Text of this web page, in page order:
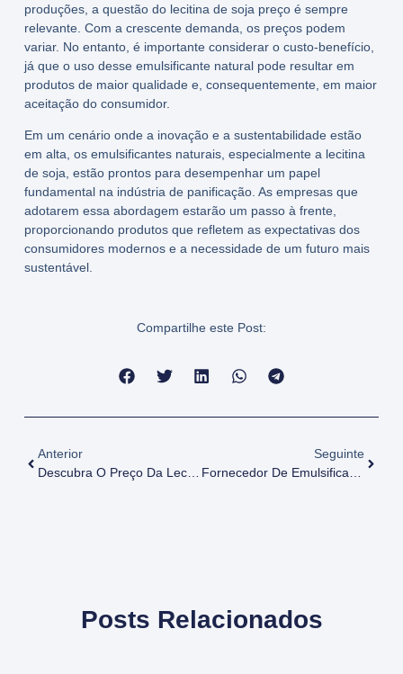
produções, a questão do lecitina de soja preçoé sempre
relevante. Com a crescente demanda, os preços podem
variar. No entanto, é importante considerar o custo-benefício,
já que o uso desse emulsificante natural pode resultar em
produtos de maior qualidade e, consequentemente, em maior
aceitação do consumidor.
Em um cenário onde a inovação e a sustentabilidade estão
em alta, os emulsificantes naturais, especialmente a lecitina
de soja , estão prontos para desempenhar um papel
fundamental na indústria de panificação. As empresas que
adotarem essa abordagem estarão um passo à frente,
proporcionando produtos que refletem as expectativas dos
consumidores modernos e a necessidade de um futuro mais
sustentável.
Compartilhe este Post:
Anterior
Descubra O Preço Da Lecitina De Soja GMO FREE E Suas Vantagens
Seguinte
Fornecedor De Emulsificante Natural Para Alimentos: LECITINA DE SOJA
Posts Relacionados